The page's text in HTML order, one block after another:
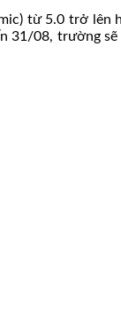
từ 5.0 trở
31/08, trường